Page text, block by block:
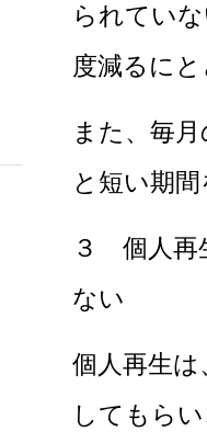
られてい
度減るに
また、毎
と短い期
３ 個人再
ない
個人再生
してもら